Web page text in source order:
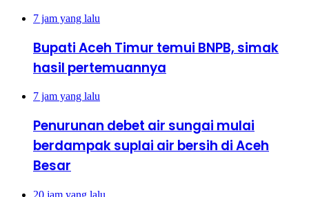
7 jam yang lalu
Bupati Aceh Timur temui BNPB, simak
hasil pertemuannya
7 jam yang lalu
Penurunan debet air sungai mulai
berdampak suplai air bersih di Aceh
Besar
20 jam yang lalu